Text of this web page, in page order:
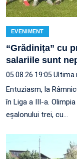
EVENIMENT
“Grădinița” cu
salariile sunt
05.08.26 19:05 Ultima
Entuziasm, la
în Liga a III-a.
eșalonului trei, cu…